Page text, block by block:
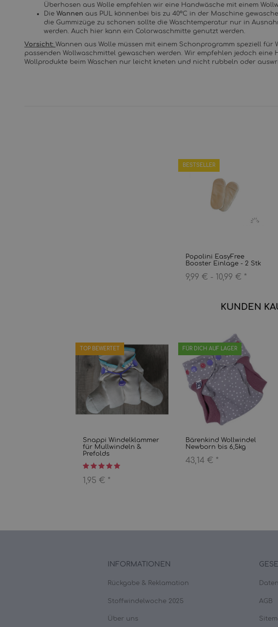
Überhosen aus Wolle empfehlen wir eine Handwäsche mit einem
Die Wannen aus PUL könnenbei bis zu 40°C in der Maschine
die Gummizüge zu schonen sollte die Waschtemperatur nur in
werden. Auch hier kann ein Colorwaschmitte genutzt werden.
Vorsicht: Wannen aus Wolle müssen mit einem Schonprogramm speziell für
passenden Wollwaschmittel gewaschen werden. Wir empfehlen jedoch eine
Wollprodukte beim Waschen nur leicht kneten und nicht rubbeln oder
BESTSELLER
Popolini EasyFree
Booster Einlage - 2 Stk
9,99 € - 10,99 € *
KUNDEN
TOP BEWERTET
Snappi Windelklammer
für Mullwindeln &
Prefolds
1,95 € *
FÜR DICH AUF LAGER
Bärenkind Wollwindel
Newborn bis 6,5kg
43,14 € *
INFORMATIONEN
Rückgabe & Reklamation
Stoffwindelwoche 2025
Über uns
AGB